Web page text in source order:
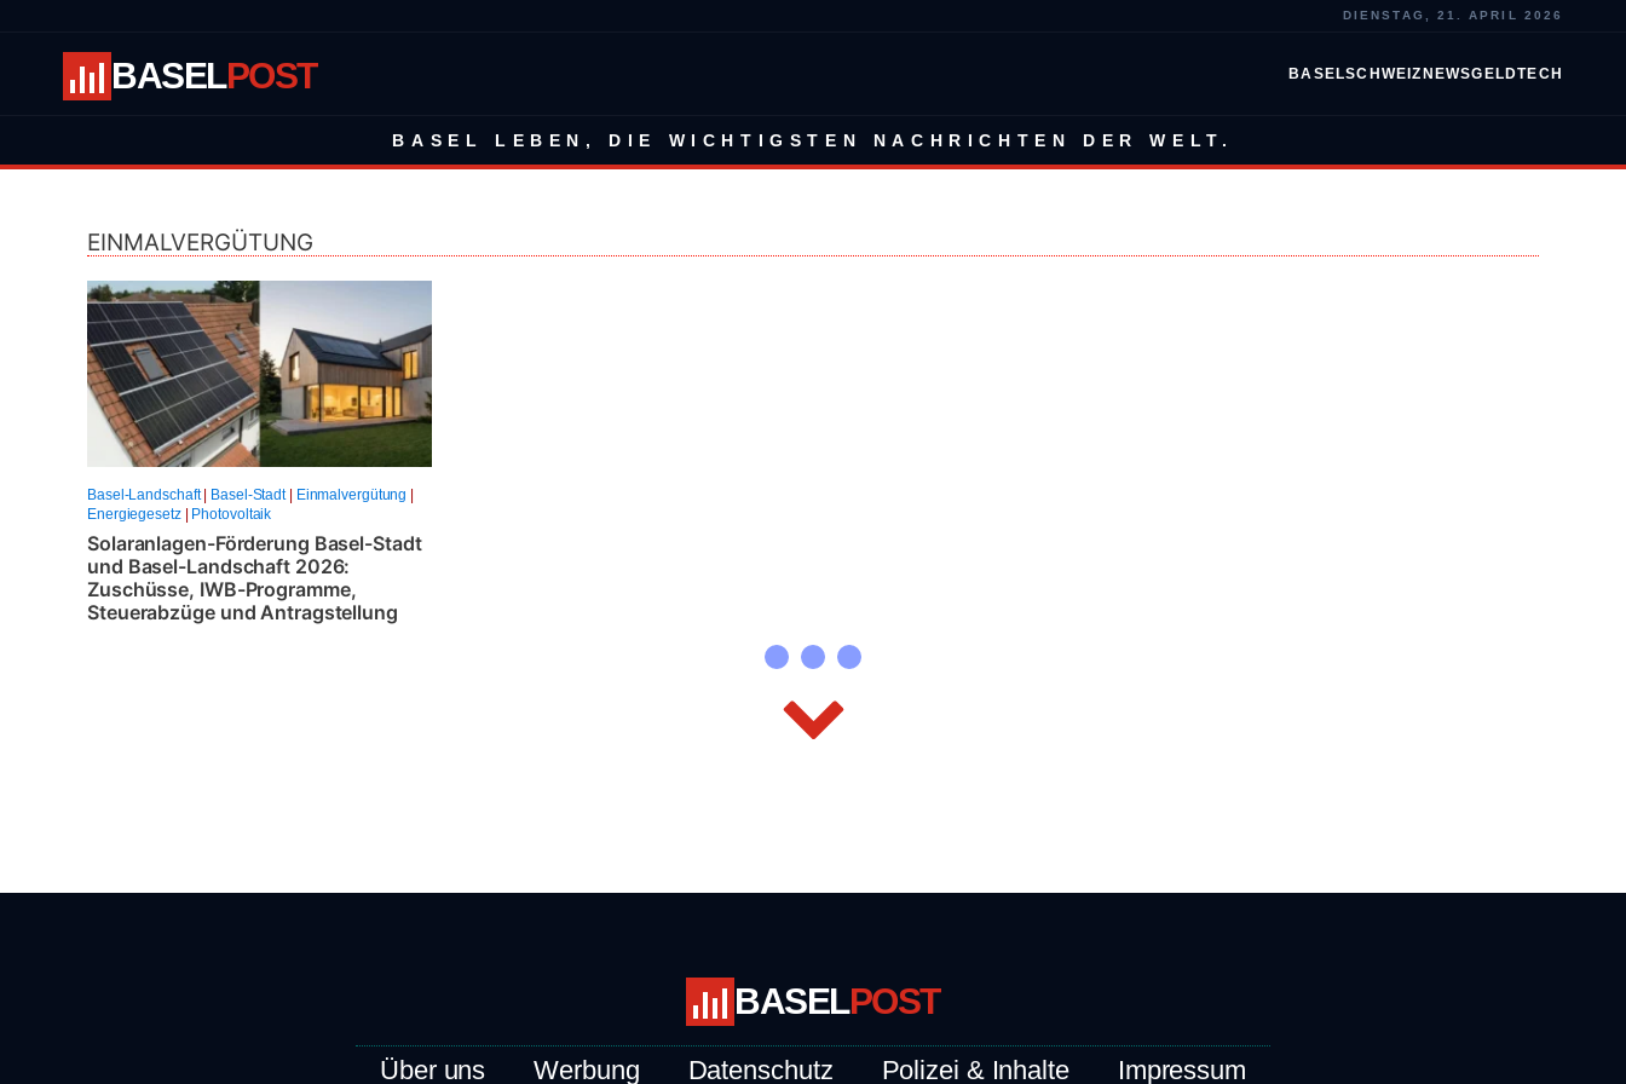
DIENSTAG, 21. APRIL 2026
BASELPOST BASELSCHWEIZ NEWSGELDTECH
BASEL LEBEN, DIE WICHTIGSTEN NACHRICHTEN DER WELT.
EINMALVERGÜTUNG
Basel-Landschaft| Basel-Stadt| Einmalvergütung |
Energiegesetz| Photovoltaik
Solaranlagen-Förderung Basel-Stadt
und Basel-Landschaft 2026:
Zuschüsse, IWB-Programme,
Steuerabzüge und Antragstellung
BASELPOST
Über uns Werbung Datenschutz Polizei & Inhalte Impressum